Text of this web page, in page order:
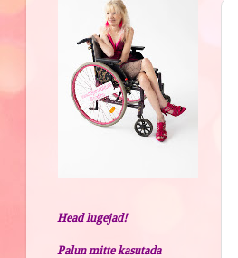
Head lugejad!
Palun mitte kasutada